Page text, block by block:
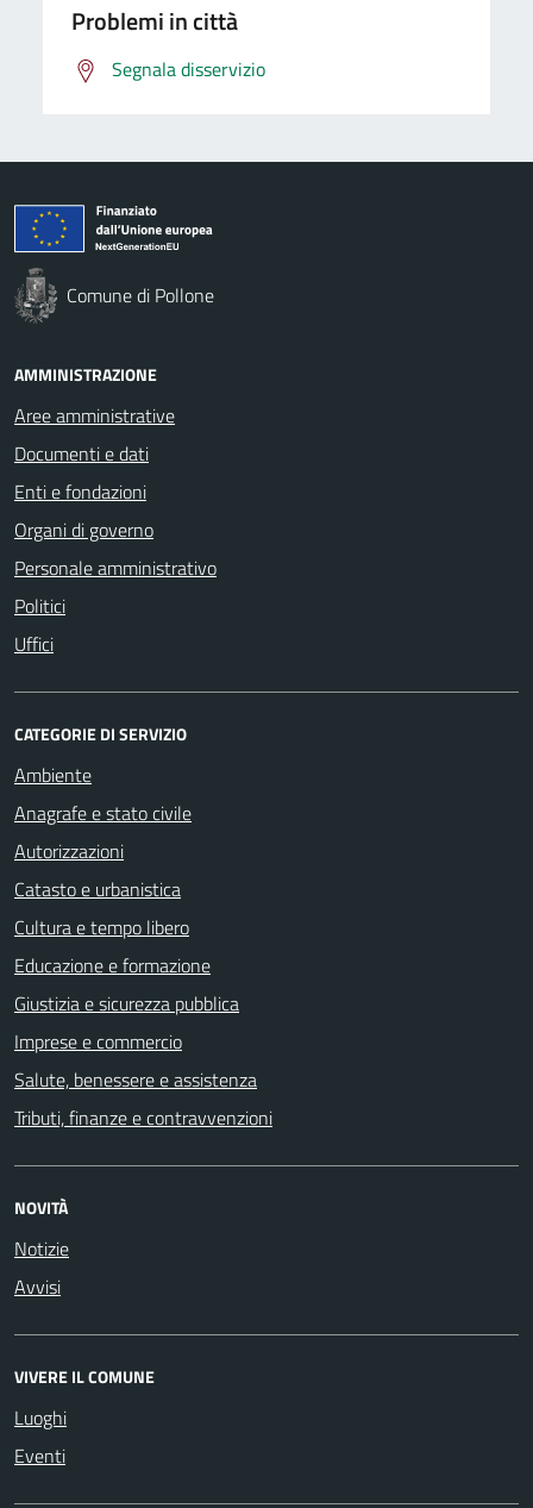
Problemi in città
Segnala disservizio
Comune di Pollone
AMMINISTRAZIONE
Aree amministrative
Documenti e dati
Enti e fondazioni
Organi di governo
Personale amministrativo
Politici
Uffici
CATEGORIE DI SERVIZIO
Ambiente
Anagrafe e stato civile
Autorizzazioni
Catasto e urbanistica
Cultura e tempo libero
Educazione e formazione
Giustizia e sicurezza pubblica
Imprese e commercio
Salute, benessere e assistenza
Tributi, finanze e contravvenzioni
NOVITÀ
Notizie
Avvisi
VIVERE IL COMUNE
Luoghi
Eventi